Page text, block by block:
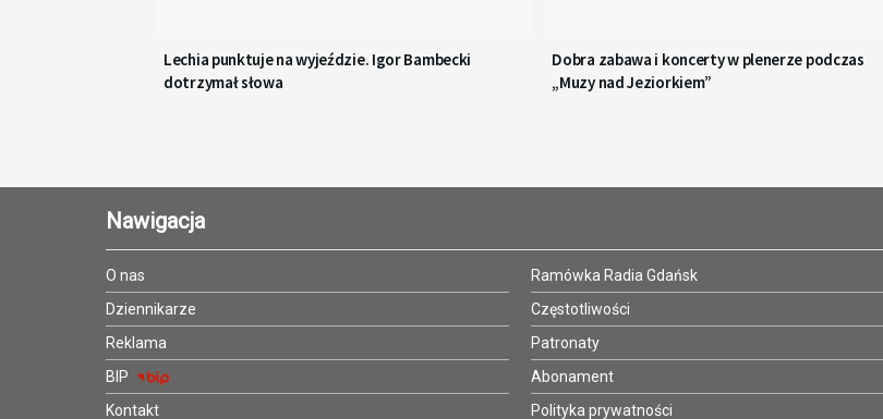
Lechia punktuje na wyjeździe. Igor Bambecki
dotrzymał słowa
Dobra zabawa i koncerty w plenerze podczas
„Muzy nad Jeziorkiem”
Nawigacja
O nas
Dziennikarze
Reklama
BIP
Kontakt
Ramówka Radia Gdańsk
Częstotliwości
Patronaty
Abonament
Polityka prywatności